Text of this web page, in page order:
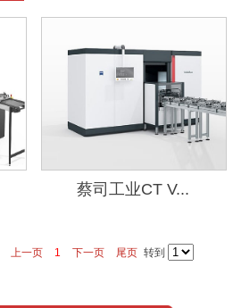
蔡司工业CT V...
上一页 1 下一页 尾页 转到